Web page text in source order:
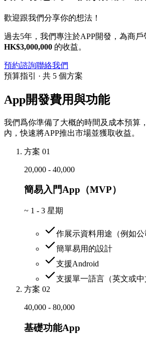
歡迎跟我們分享你的想法！
過去5年，我們專注於APP開發，為商戶
HK$3,000,000 的收益。
預約諮詢聯絡我們
預算指引 · 共 5 個方案
App開發費用與功能
我們爲你準備了大概的時間及成本預算
內，快速將APP推出市場並獲取收益。
方案 01
20,000 - 40,000
簡易入門App（MVP）
~ 1 - 3 星期
作展示資料用途（例如公
簡單易用的設計
支援Android
支援單一語言（英文或中
方案 02
40,000 - 80,000
基礎功能App